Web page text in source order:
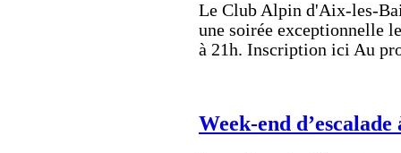
Le Club Alpin d'Aix-les-
une soirée exceptionnelle
à 21h. Inscription ici Au
Week-end